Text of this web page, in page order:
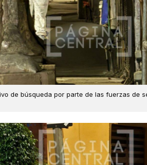
de búsqueda por parte de las fuerzas de